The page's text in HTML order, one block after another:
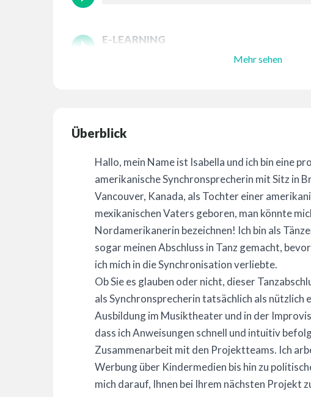
E-LEARNING
Mehr sehen
Überblick
Hallo, mein Name ist Isabella und ich bin eine
amerikanische Synchronsprecherin mit Sitz in
Vancouver, Kanada, als Tochter einer
mexikanischen Vaters geboren, man könnte
Nordamerikanerin bezeichnen! Ich bin als
sogar meinen Abschluss in Tanz gemacht,
ich mich in die Synchronisation verliebte.
Ob Sie es glauben oder nicht, dieser
als Synchronsprecherin tatsächlich als nützlich
Ausbildung im Musiktheater und in der
dass ich Anweisungen schnell und intuitiv
Zusammenarbeit mit den Projektteams. Ich
Werbung über Kindermedien bis hin zu
mich darauf, Ihnen bei Ihrem nächsten Projekt